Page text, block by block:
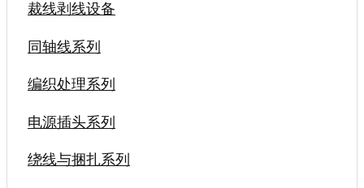
裁线剥线设备
同轴线系列
编织处理系列
电源插头系列
绕线与捆扎系列